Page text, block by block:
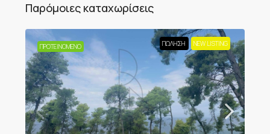
Παρόμοιες καταχωρίσεις
ΠΡΟΤΕΙΝΌΜΕΝΟ ΠΏΛΗΣΗ NEW LISTING